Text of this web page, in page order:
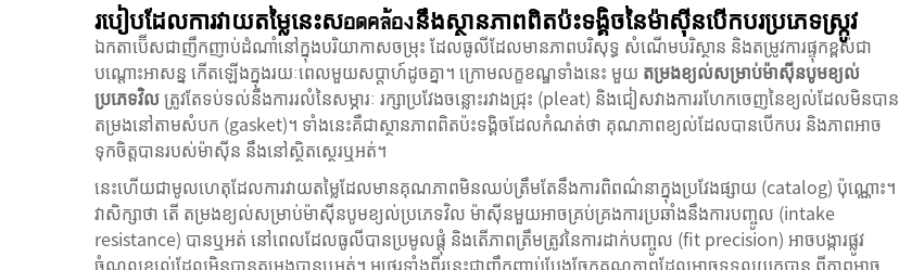
របៀបដែលការវាយតម្លៃនេះសอดคล้องនឹងស្ថានភាពពិតប៉ះទង្គិចនៃម៉ាស៊ីនបើកបរប្រភេទស្ក្រូវ
ឯកតាប៊ើសជាញឹកញាប់ដំណាំនៅក្នុងបរិយាកាសចម្រុះ ដែលធូលីដែលមានភាពបរិសុទ្ធ សំណើមបរិស្ថាន និងតម្រូវការផ្ទុកខ្ពស់ជា
បណ្តោះអាសន្ន កើតឡើងក្នុងរយៈពេលមួយសប្តាហ៍ដូចគ្នា។ ក្រោមលក្ខខណ្ឌទាំងនេះ មួយ តម្រងខ្យល់សម្រាប់ម៉ាស៊ីនបូមខ្យល់
ប្រភេទវិលត្រូវតែទប់ទល់នឹងការរលំនៃសម្ភារៈ រក្សាប្រវែងចន្លោះរវាងជ្រុះ (pleat) និងជៀសវាងការរហែកចេញនៃខ្យល់ដែលមិនបាន
តម្រងនៅតាមសំបក (gasket)។ ទាំងនេះគឺជាស្ថានភាពពិតប៉ះទង្គិចដែលកំណត់ថា គុណភាពខ្យល់ដែលបានបើកបរ និងភាពអាច
ទុកចិត្តបានរបស់ម៉ាស៊ីន នឹងនៅស្ថិតស្ថេរឬអត់។
នេះហើយជាមូលហេតុដែលការវាយតម្លៃដែលមានគុណភាពមិនឈប់ត្រឹមតែនឹងការពិពណ៌នាក្នុងប្រវែងផ្សាយ (catalog) ប៉ុណ្ណោះ។
វាសិក្សាថា តើ តម្រងខ្យល់សម្រាប់ម៉ាស៊ីនបូមខ្យល់ប្រភេទវិល ម៉ាស៊ីនមួយអាចគ្រប់គ្រងការប្រឆាំងនឹងការបញ្ចូល (intake
resistance) បានឬអត់ នៅពេលដែលធូលីបានប្រមូលផ្តុំ និងតើភាពត្រឹមត្រូវនៃការដាក់បញ្ចូល (fit precision) អាចបង្ការផ្លូវ
ចំណូលខ្យល់ដែលមិនបានតម្រងបានឬអត់។ អថេរទាំងពីរនេះជាញឹកញាប់បែងចែកគុណភាពដែលអាចទទួលយកបាន ពីភាពអាច